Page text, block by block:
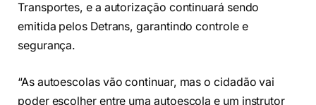
Transportes, e a autorização continuará sendo
emitida pelos Detrans, garantindo controle e
segurança.
“As autoescolas vão continuar, mas o cidadão vai
poder escolher entre uma autoescola e um instrutor